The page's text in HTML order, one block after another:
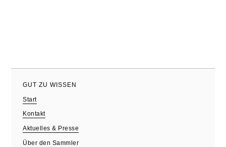
GUT ZU WISSEN
Start
Kontakt
Aktuelles & Presse
Über den Sammler